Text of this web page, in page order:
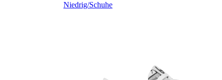
Niedrig/Schuhe